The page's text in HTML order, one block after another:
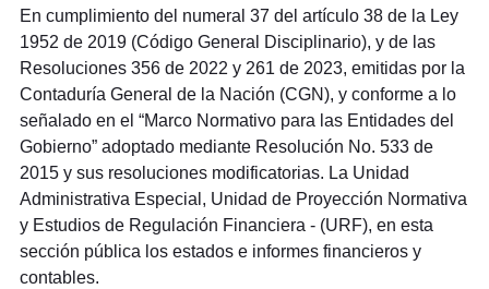
En cumplimiento del numeral 37 del artículo 38 de la Ley
1952 de 2019 (Código General Disciplinario), y de las
Resoluciones 356 de 2022 y 261 de 2023, emitidas por la
Contaduría General de la Nación (CGN), y conforme a lo
señalado en el “Marco Normativo para las Entidades del
Gobierno” adoptado mediante Resolución No. 533 de
2015 y sus resoluciones modificatorias. La Unidad
Administrativa Especial, Unidad de Proyección Normativa
y Estudios de Regulación Financiera - (URF), en esta
sección pública los estados e informes financieros y
contables.